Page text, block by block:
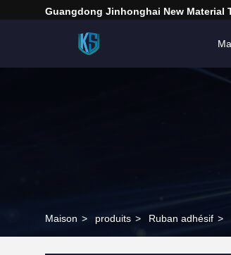
Guangdong Jinhonghai New Material
Maison > produits > Ruban adhésif >